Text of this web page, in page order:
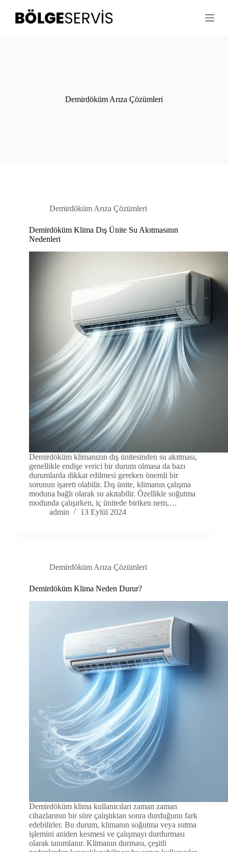
Demirdöküm Arıza Çözümleri
Demirdöküm Arıza Çözümleri
Demirdöküm Klima Dış Ünite Su Akıtmasının
Nedenleri
Demirdöküm klimanızın dış ünitesinden su akıtması,
genellikle endişe verici bir durum olmasa da bazı
durumlarda dikkat edilmesi gereken önemli bir
sorunun işareti olabilir. Dış ünite, klimanın çalışma
moduna bağlı olarak su akıtabilir. Özellikle soğutma
modunda çalışırken, iç ünitede biriken nem,…
admin
13 Eylül 2024
Demirdöküm Arıza Çözümleri
Demirdöküm Klima Neden Durur?
Demirdöküm klima kullanıcıları zaman zaman
cihazlarının bir süre çalıştıktan sonra durduğunu fark
edebilirler. Bu durum, klimanın soğutma veya ısıtma
işlemini aniden kesmesi ve çalışmayı durdurması
olarak tanımlanır. Klimanın durması, çeşitli